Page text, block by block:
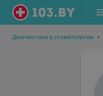
Диагностика в стоматологии •